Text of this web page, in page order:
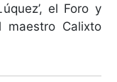
el Foro y
maestro Calixto